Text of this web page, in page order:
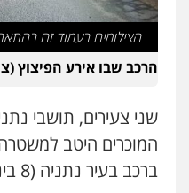
עו"ד אלון
פלילי צבאי
לבן
שחר
פלילי
דין לענייני
הצילומים בעמוד זה בהתאם לסעיף 27א לחוק
הרכב שבו אירע הפיצוץ
המוכרים היטב
ברכב בעיר נתניה (8 בינואר).